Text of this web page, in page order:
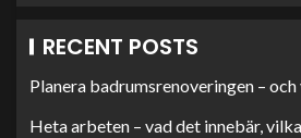
RECENT POSTS
Planera badrumsrenoveringen –
Heta arbeten – vad det innebär,